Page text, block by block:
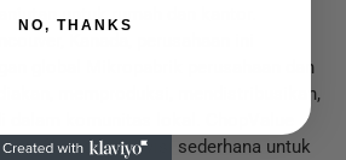
untuk rumah dan kantor.
Kanada, perusahaan ini
global Mikropabrik perusahaan dan
memproduksi, mendistribusikan,
dalam komunitas lokal. ChopValue
dengan visi sederhana untuk
NO, THANKS